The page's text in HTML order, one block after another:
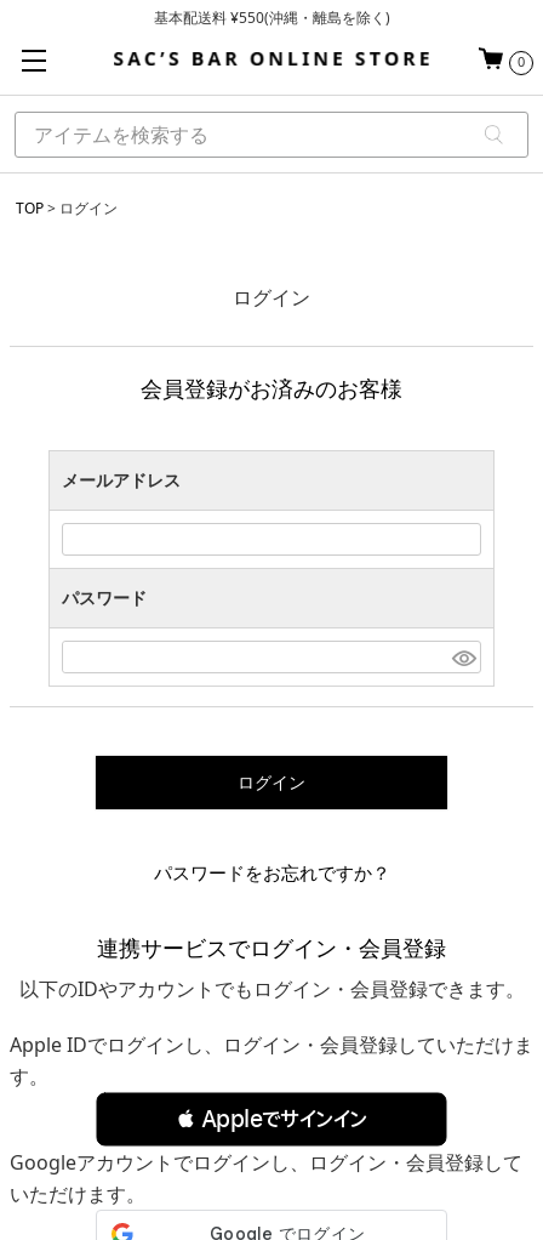
基本配送料 ¥550(沖縄・離島を除く)
お買い上げ合計¥3,980以上で送料無料
0
TOP ログイン
ログイン
会員登録がお済みのお客様
メールアドレス
パスワード
ログイン
パスワードをお忘れですか？
連携サービスでログイン・会員登録
以下のIDやアカウントでもログイン・会員登録できます。
Apple IDでログインし、ログイン・会員登録していただけま
す。
 Appleでサインイン
Googleアカウントでログインし、ログイン・会員登録して
いただけます。